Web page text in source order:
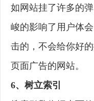
如网站挂了许多的
峻的影响了用户体
击的，不会给你好
页面广告的网站。
6、树立索引